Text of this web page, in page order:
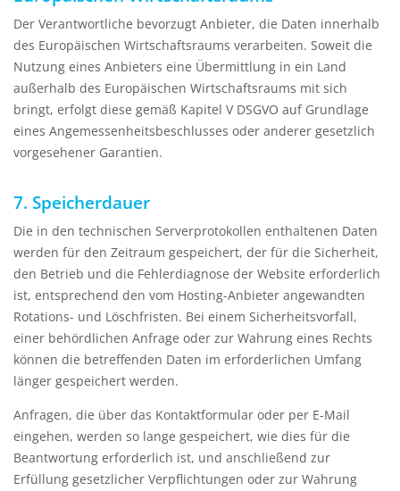
Der Verantwortliche bevorzugt Anbieter, die Daten innerhalb
des Europäischen Wirtschaftsraums verarbeiten. Soweit die
Nutzung eines Anbieters eine Übermittlung in ein Land
außerhalb des Europäischen Wirtschaftsraums mit sich
bringt, erfolgt diese gemäß Kapitel V DSGVO auf Grundlage
eines Angemessenheitsbeschlusses oder anderer gesetzlich
vorgesehener Garantien.
7. Speicherdauer
Die in den technischen Serverprotokollen enthaltenen Daten
werden für den Zeitraum gespeichert, der für die Sicherheit,
den Betrieb und die Fehlerdiagnose der Website erforderlich
ist, entsprechend den vom Hosting-Anbieter angewandten
Rotations- und Löschfristen. Bei einem Sicherheitsvorfall,
einer behördlichen Anfrage oder zur Wahrung eines Rechts
können die betreffenden Daten im erforderlichen Umfang
länger gespeichert werden.
Anfragen, die über das Kontaktformular oder per E-Mail
eingehen, werden so lange gespeichert, wie dies für die
Beantwortung erforderlich ist, und anschließend zur
Erfüllung gesetzlicher Verpflichtungen oder zur Wahrung